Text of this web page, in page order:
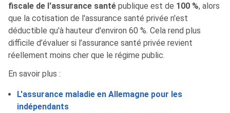
fiscale de l'assurance santé publique est de 100 %, alors
que la cotisation de l'assurance santé privée n'est
déductible qu'à hauteur d'environ 60 %. Cela rend plus
difficile d’évaluer si l’assurance santé privée revient
réellement moins cher que le régime public.
En savoir plus :
L'assurance maladie en Allemagne pour les
indépendants